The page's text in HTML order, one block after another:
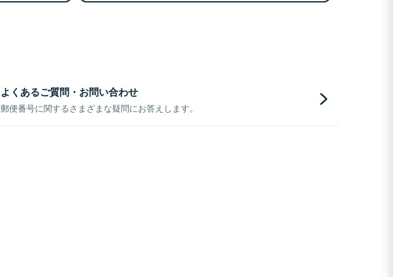
よくあるご質問・お問い合わせ
郵便番号に関するさまざまな疑問にお答えします。